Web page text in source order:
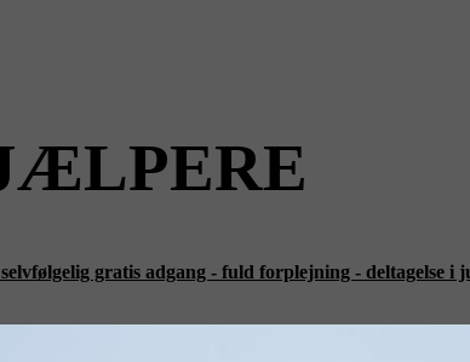
gratis adgang - fuld forplejning - deltagelse i